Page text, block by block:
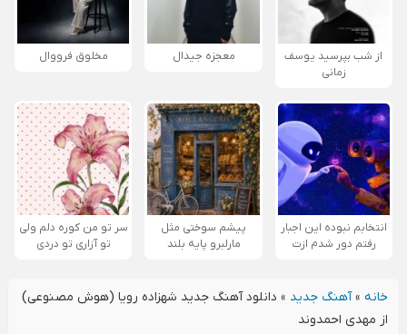
از شب بپرسید یوسف
زمانی
معجزه جیدال مخلوق فرووال
انتخابم نبوده این اجبار
رفتم دور شدم ازت
پیشم سوختی مثل
مارلبرو پایه بلند
سر تو من کوره دلم ولی
تو آزاری تو دردی
خانه»آهنگ جدید » دانلود آهنگ جدید شهزاده رویا (هوش مصنوعی)
از مهدی احمدوند